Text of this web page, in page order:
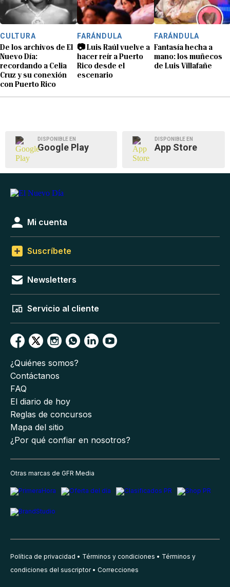
CULTURA
De los archivos de El
Nuevo Día:
recordando a Celia
Cruz y su conexión
con Puerto Rico
FARÁNDULA
📷 Luis Raúl vuelve a
hacer reír a Puerto
Rico desde el
escenario
FARÁNDULA
Fantasía hecha a
mano: los muñecos
de Luis Villafañe
DISPONIBLE EN
Google Play
DISPONIBLE EN
App Store
Mi cuenta
Suscríbete
Newsletters
Servicio al cliente
¿Quiénes somos?
Contáctanos
FAQ
El diario de hoy
Reglas de concursos
Mapa del sitio
¿Por qué confiar en nosotros?
Otras marcas de GFR Media
Política de privacidad Términos y condiciones
Términos y
condiciones del suscriptor
Correcciones